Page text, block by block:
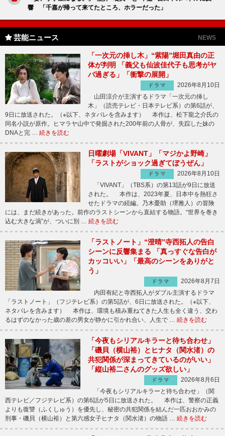
響 「千嘉が帰って来てたところ、ホラーだった」
芸能ニュース NEWS
「一次元の挿し木」“紫陽”堀田真由の正
体が判明 「義父も仙波佳代子も思考がヤ
バ過ぎる」「衝撃の展開」
ドラマ
2026年8月10日
山田涼介が主演するドラマ「一次元の挿し
木」（読売テレビ・日本テレビ系）の第6話が、
9日に放送された。（※以下、ネタバレを含みます） 本作は、松下龍之介氏の
同名小説が原作。ヒマラヤ山中で発掘された200年前の人骨が、失踪した妹の
DNAと完 … 続きを読む
日曜劇場「VIVANT」「マジかよ野崎」
「ラストがショック過ぎてぼうぜん」
ドラマ
2026年8月10日
「VIVANT」（TBS系）の第13話が9日に放送
された。 本作は、2023年夏、日本中を熱狂さ
せたドラマの続編。乃木憂助（堺雅人）の冒険
には、まだ続きがあった。前作のラストシーンから直結する物語。“世界を巻き
込む大きな渦”が、ついに別 … 続きを読む
「ラストノート」“澄晴”寺西拓人の告白
シーンに反響集まる 「真っすぐな告白が
カッコいい」「最高のシーンをありがと
う」
ドラマ
2026年8月7日
内田有紀と寺西拓人がダブル主演するドラマ
「ラストノート」（フジテレビ系）の第5話が、6日に放送された。（※以下、
ネタバレを含みます） 本作は、環境も積み重ねてきた人生も全く違う、交わ
るはずのなかった歳の差の男女が静かに引かれ合い、人生で … 続きを読む
「今夜もシリアルキラーと待ち合わせ」
「磯貝（横山裕）とヒナタ（関水渚）の
共犯関係が深まってきているのがいい」
「縦山裕二さんのグッズ欲しい」
ドラマ
2026年8月6日
「今夜もシリアルキラーと待ち合わせ」（関
西テレビ／フジテレビ系）の第6話が5日に放送された。 本作は、警察の正義
よりも復讐（ふくしゅう）を優先し、秘密の共犯関係を結んだ一匹おおかみの
刑事・磯貝（横山裕）と第六感女子ヒナタ（関水渚）の物語 … 続きを読む